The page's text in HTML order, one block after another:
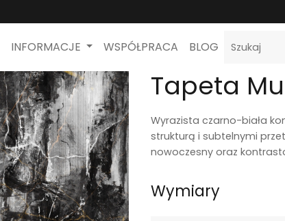
INFORMACJE WSPÓŁPRACA BLOG
Tapeta
Wyrazista czarno-biała
strukturą i subtelnymi
nowoczesny oraz
Wymiary